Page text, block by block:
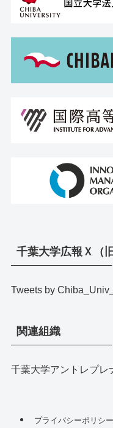
千葉大学広報Ｘ（
Tweets by
関連組織
千葉大学アントレプレ
プライバシーポリシー